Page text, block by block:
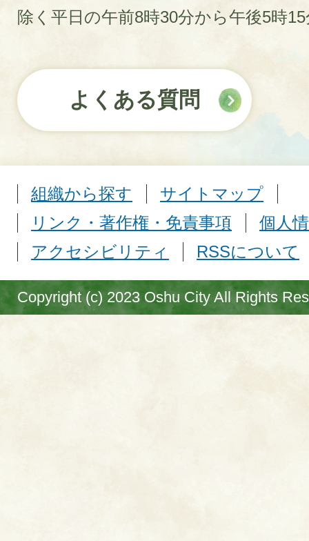
除く平日の午前8時30分から午後5時
よくある質問
組織から探す
サイトマップ
リンク・著作権・免責事項
個人
アクセシビリティ
RSSについて
Copyright (c) 2023 Oshu City All Rights